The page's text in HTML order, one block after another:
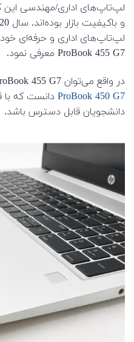
لپ‌تاپ‌های اداری/مهندسی این
ProBook 455 G7 معرفی نمود.
در واقع می‌توان ProBook 455 G7 نسخه‌ی رایزنی
ProBook 450 G7 دانست که با
دانشجویان قابل دسترس باشد.